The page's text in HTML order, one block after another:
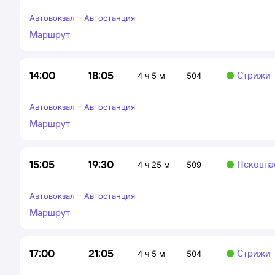
Автовокзал – Автостанция
Маршрут
14:00 18:05 4 ч 5 м 504 Стрижи
Автовокзал – Автостанция
Маршрут
15:05 19:30 4 ч 25 м 509
Автовокзал – Автостанция
Маршрут
17:00 21:05 4 ч 5 м 504 Стрижи